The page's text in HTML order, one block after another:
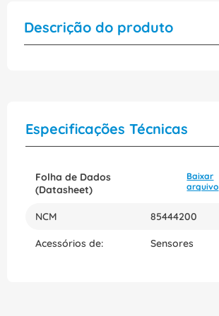
Descrição do produto
Especificações Técnicas
Folha de Dados
(Datasheet)
Baixar
arquivo
NCM 85444200
Acessórios de: Sensores